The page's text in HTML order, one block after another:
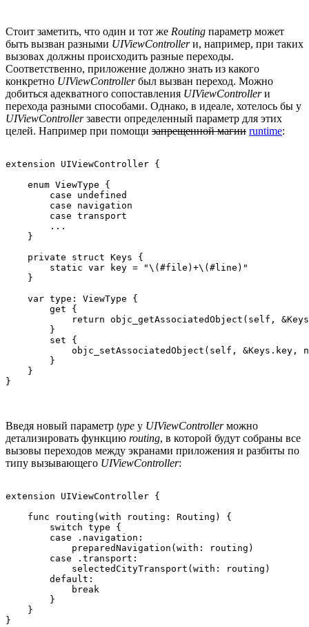
Стоит заметить, что один и тот же Routing параметр может
быть вызван разными UIViewControllerи, например, при таких
вызовах должны происходить разные переходы.
Соответственно, приложение должно знать из какого
конкретно UIViewControllerбыл вызван переход. Можно
добиться адекватного сопоставления UIViewControllerи
перехода разными способами. Однако, в идеале, хотелось бы у
UIViewControllerзавести определенный параметр для этих
целей. Например при помощи запрещенной магии runtime:
extension UIViewController {
    enum ViewType {
        case undefined
        case navigation
        case transport
        ...
    }
    private struct Keys {
        static var key = "\(#file)+\(#line)"
    }
    var type: ViewType {
        get {
return objc_getAssociatedObject(self,
        }
        set {
objc_setAssociatedObject(self, &Keys.key,
        }
    }
}
Введя новый параметр type у UIViewControllerможно
детализировать функцию routing, в которой будут собраны все
вызовы переходов между экранами приложения и разбиты по
типу вызывающего UIViewController:
extension UIViewController {
    func routing(with routing: Routing) {
        switch type {
        case .navigation:
            preparedNavigation(with: routing)
        case .transport:
            selectedCityTransport(with: routing)
        default:
            break
        }
    }
}